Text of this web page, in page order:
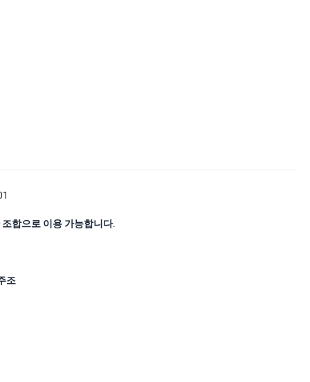
조합으로 이용 가능합니다.
조